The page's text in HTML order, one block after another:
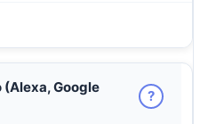
Google
?